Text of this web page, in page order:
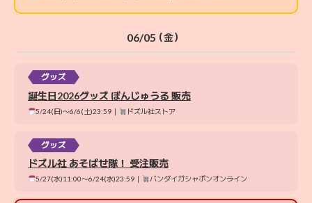
06/05（金）
グッズ
誕生日2026グッズ ぼんじゅうる 販売
5/24(日)〜6/6(土)23:59｜ ドズル社ストア
グッズ
ドズル社 あそばせ隊！ 受注販売
5/27(水)11:00〜6/24(水)23:59｜ バンダイガシャポンオンライン